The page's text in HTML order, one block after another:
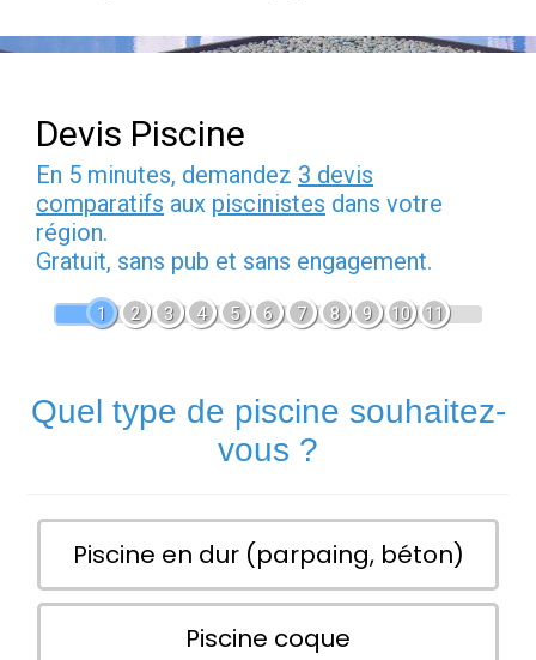
Devis Piscine
En 5 minutes, demandez 3 devis
comparatifs aux piscinistes dans votre
région.
Gratuit, sans pub et sans engagement.
1 2 3 4 5 6 7 8 9 10 11
Quel type de piscine souhaitez-
vous ?
Piscine en dur (parpaing, béton)
Piscine coque